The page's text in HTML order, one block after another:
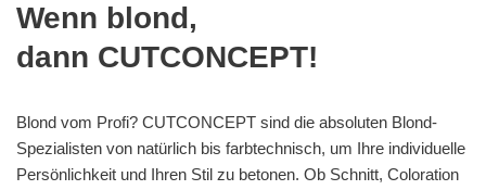
Wenn blond,
dann CUTCONCEPT!
Blond vom Profi? CUTCONCEPT sind die absoluten Blond-
Spezialisten von natürlich bis farbtechnisch, um Ihre individuelle
Persönlichkeit und Ihren Stil zu betonen. Ob Schnitt, Coloration